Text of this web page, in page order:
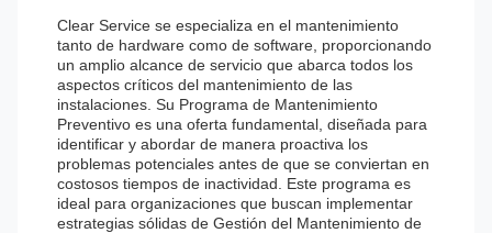
Clear Service se especializa en el mantenimiento
tanto de hardware como de software, proporcionando
un amplio alcance de servicio que abarca todos los
aspectos críticos del mantenimiento de las
instalaciones. Su Programa de Mantenimiento
Preventivo es una oferta fundamental, diseñada para
identificar y abordar de manera proactiva los
problemas potenciales antes de que se conviertan en
costosos tiempos de inactividad. Este programa es
ideal para organizaciones que buscan implementar
estrategias sólidas de Gestión del Mantenimiento de